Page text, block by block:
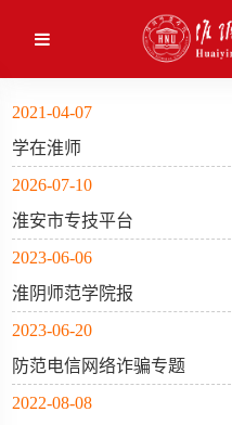
校情简介
校史沿革
现任领导
机构设置
校园风景
应用维护
2021-04-07
学在淮师
2026-07-10
淮安市专技平台
2023-06-06
淮阴师范学院报
2023-06-20
防范电信网络诈骗专题
2022-08-08